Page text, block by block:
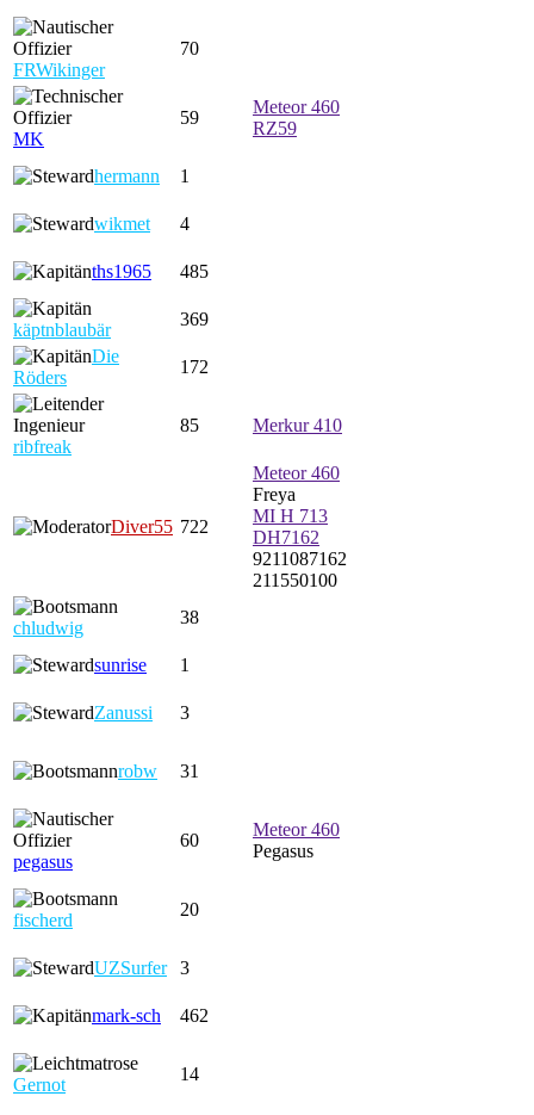
FRWikinger
70
MK
59
Meteor 460
RZ59
hermann 1
wikmet 4
ths1965 485
käptnblaubär
369
Die
Röders
172
ribfreak
85 Merkur 410
Diver55 722
Meteor 460
Freya
MI H 713
DH7162
9211087162
211550100
chludwig
38
sunrise 1
Zanussi 3
robw 31
pegasus
60
Meteor 460
Pegasus
fischerd
20
UZSurfer 3
mark-sch 462
Gernot
14